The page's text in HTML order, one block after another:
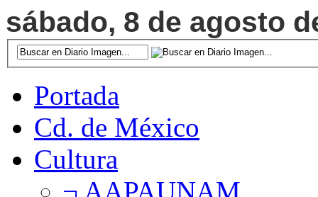
sábado, 8 de agosto
Portada
Cd. de México
Cultura
¬ AAPAUNAM